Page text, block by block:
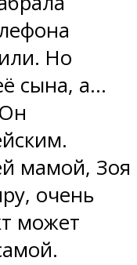
Но
сына, а…
мамой, Зоя
очень
может